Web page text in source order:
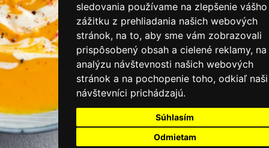
sledovania používame na zlepšenie vášho
zážitku z prehliadania našich webových
stránok, na to, aby sme vám zobrazovali
prispôsobený obsah a cielené reklamy, na
analýzu návštevnosti našich webových
stránok a na pochopenie toho, odkiaľ naši
návštevníci prichádzajú.
Súhlasím
Odmietam
Všeobecné obchodné podmienky
Ochrana osobných údajov
Cookies
Moje KamNaMenu
Pridať reštauráciu
Cenník balíkov